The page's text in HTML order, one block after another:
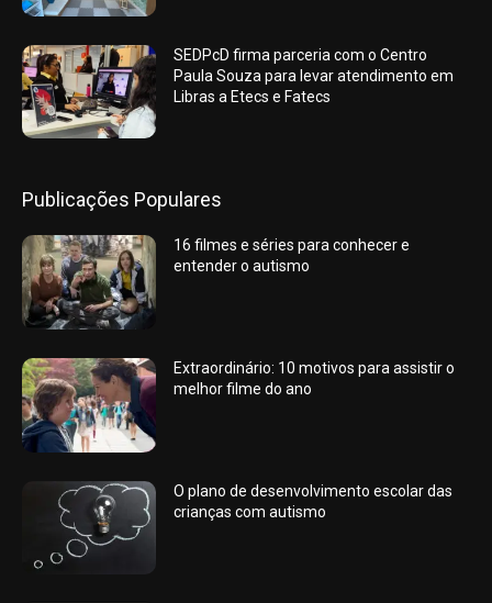
SEDPcD firma parceria com o Centro
Paula Souza para levar atendimento em
Libras a Etecs e Fatecs
Publicações Populares
16 filmes e séries para conhecer e
entender o autismo
Extraordinário: 10 motivos para assistir o
melhor filme do ano
O plano de desenvolvimento escolar das
crianças com autismo